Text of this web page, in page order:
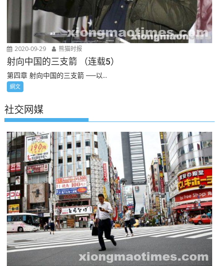
2020-09-29 熊猫时报
射向中国的三支箭 （连载5）
第四章 射向中国的三支箭 ──以...
網文
社交网媒